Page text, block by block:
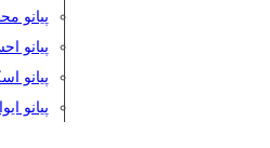
پیانو
پیانو
پیانو
پیانو